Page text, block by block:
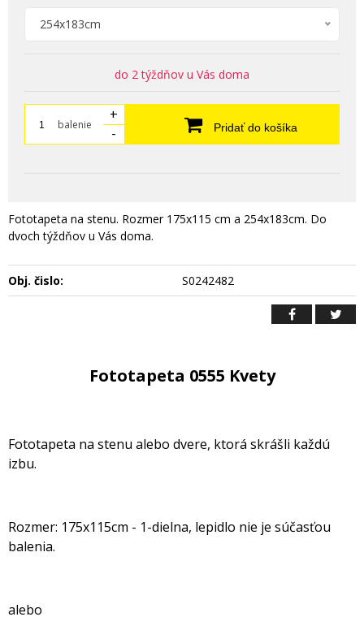
254x183cm
do 2 týždňov u Vás doma
balenie
+
-
Pridať do košíka
Fototapeta na stenu. Rozmer 175x115 cm a 254x183cm. Do
dvoch týždňov u Vás doma.
Obj. čislo: S0242482
Fototapeta 0555 Kvety
Fototapeta na stenu alebo dvere, ktorá skrášli každú
izbu.
Rozmer: 175x115cm - 1-dielna, lepidlo nie je súčasťou
balenia.
alebo